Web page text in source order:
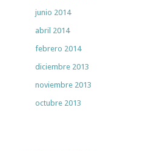
junio 2014
abril 2014
febrero 2014
diciembre 2013
noviembre 2013
octubre 2013